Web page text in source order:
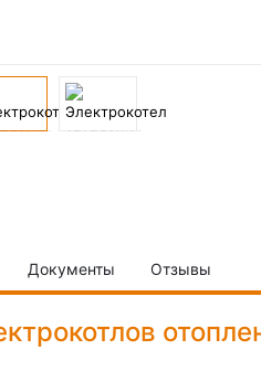
Документы Отзывы